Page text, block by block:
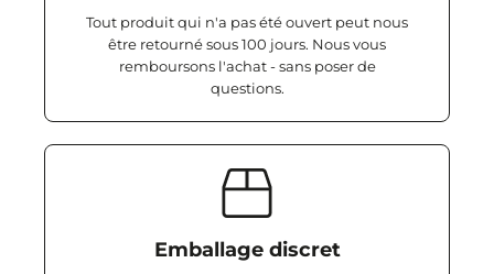
Tout produit qui n'a pas été ouvert peut nous
être retourné sous 100 jours. Nous vous
remboursons l'achat - sans poser de
questions.
Emballage discret